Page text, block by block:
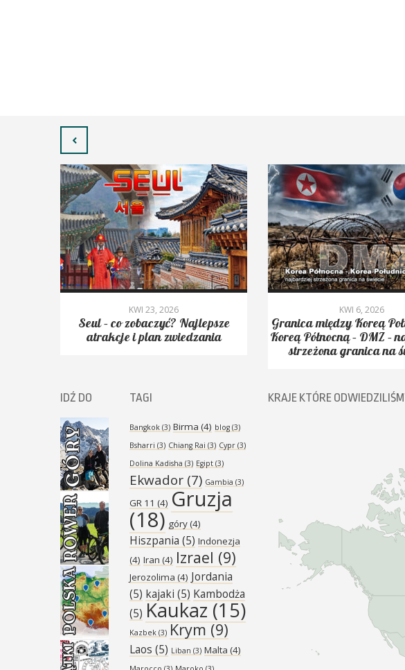
KWI 23, 2026
Seul – co zobaczyć? Najlepsze
atrakcje i plan zwiedzania
KWI 6, 2026
Granica między Koreą
Koreą Północną – DMZ –
strzeżona granica na
IDŹ DO TAGI
Bangkok (3) Birma (4) blog (3)
Bsharri (3) Chiang Rai (3) Cypr (3)
Dolina Kadisha (3) Egipt (3)
Ekwador (7) Gambia (3)
GR 11 (4) Gruzja
(18) góry(4)
Hiszpania (5) Indonezja
(4) Iran (4) Izrael (9)
Jerozolima (4) Jordania
(5) kajaki (5) Kambodża
(5) Kaukaz(15)
Kazbek (3) Krym(9)
Laos (5) Liban (3) Malta (4)
KRAJE KTÓRE